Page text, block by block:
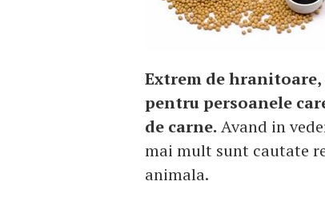
Extrem de
pentru persoanele
de carne. Avand in
mai mult sunt cautate
animala.